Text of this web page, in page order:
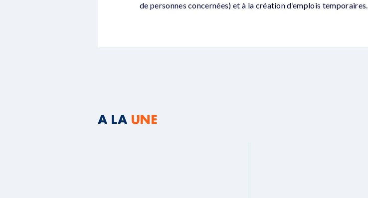
de personnes concernées) et à la création d’emplois temporaires.
A LA UNE